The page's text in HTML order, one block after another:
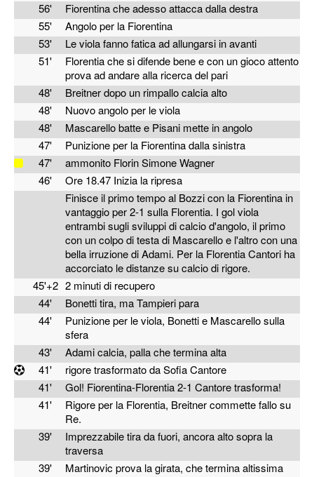
56'
Fiorentina che adesso attacca dalla destra
55'
Angolo per la Fiorentina
53'
Le viola fanno fatica ad allungarsi in avanti
51'
Florentia che si difende bene e con un gioco attento
prova ad andare alla ricerca del pari
48'
Breitner dopo un rimpallo calcia alto
48'
Nuovo angolo per le viola
48'
Mascarello batte e Pisani mette in angolo
47'
Punizione per la Fiorentina dalla sinistra
47'
ammonito Florin Simone Wagner
46'
Ore 18.47 Inizia la ripresa
Finisce il primo tempo al Bozzi con la Fiorentina in
vantaggio per 2-1 sulla Florentia. I gol viola
entrambi sugli sviluppi di calcio d'angolo, il primo
con un colpo di testa di Mascarello e l'altro con una
bella irruzione di Adami. Per la Florentia Cantori ha
accorciato le distanze su calcio di rigore.
45'+2 2 minuti di recupero
44'
Bonetti tira, ma Tampieri para
44'
Punizione per le viola, Bonetti e Mascarello sulla
sfera
43'
Adami calcia, palla che termina alta
41'
rigore trasformato da Sofia Cantore
41'
Gol! Fiorentina-Florentia 2-1 Cantore trasforma!
41'
Rigore per la Florentia, Breitner commette fallo su
Re.
39'
Imprezzabile tira da fuori, ancora alto sopra la
traversa
39'
Martinovic prova la girata, che termina altissima